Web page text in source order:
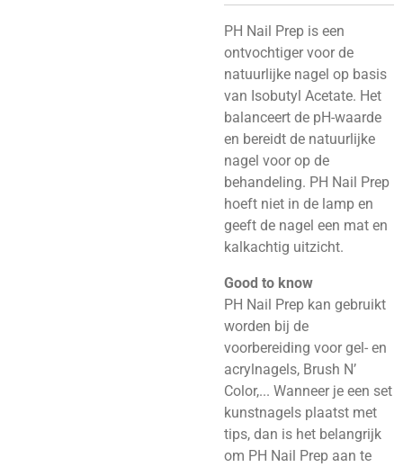
PH Nail Prep is een
ontvochtiger voor de
natuurlijke nagel op basis
van Isobutyl Acetate. Het
balanceert de pH-waarde
en bereidt de natuurlijke
nagel voor op de
behandeling. PH Nail Prep
hoeft niet in de lamp en
geeft de nagel een mat en
kalkachtig uitzicht.
Good to know
PH Nail Prep kan gebruikt
worden bij de
voorbereiding voor gel- en
acrylnagels, Brush N’
Color,... Wanneer je een set
kunstnagels plaatst met
tips, dan is het belangrijk
om PH Nail Prep aan te